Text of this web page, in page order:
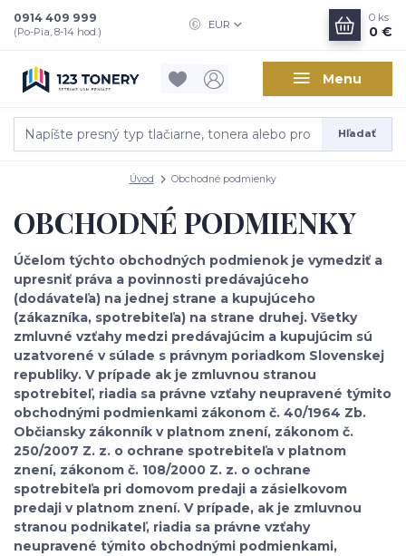
Menu
EUR
Hľadať
0914 409 999
(Po-Pia, 8-14 hod.)
0 ks
0 €
Úvod Obchodné podmienky
OBCHODNÉ PODMIENKY
Účelom týchto obchodných podmienok je vymedziť a
upresniť práva a povinnosti predávajúceho
(dodávateľa) na jednej strane a kupujúceho
(zákazníka, spotrebiteľa) na strane druhej. Všetky
zmluvné vzťahy medzi predávajúcim a kupujúcim sú
uzatvorené v súlade s právnym poriadkom Slovenskej
republiky. V prípade ak je zmluvnou stranou
spotrebiteľ, riadia sa právne vzťahy neupravené týmito
obchodnými podmienkami zákonom č. 40/1964 Zb.
Občiansky zákonník v platnom znení, zákonom č.
250/2007 Z. z. o ochrane spotrebiteľa v platnom
znení, zákonom č. 108/2000 Z. z. o ochrane
spotrebiteľa pri domovom predaji a zásielkovom
predaji v platnom znení. V prípade, ak je zmluvnou
stranou podnikateľ, riadia sa právne vzťahy
neupravené týmito obchodnými podmienkami,